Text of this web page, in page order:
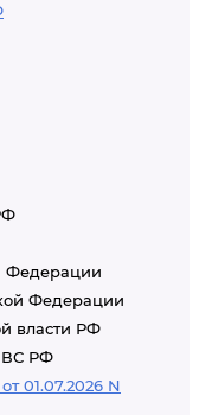
Федерации
Федерации
власти РФ
ВС РФ
01.07.2026 N